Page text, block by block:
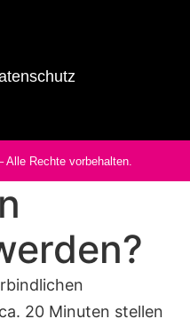
Alle Rechte vorbehalten.
20 Minuten stellen